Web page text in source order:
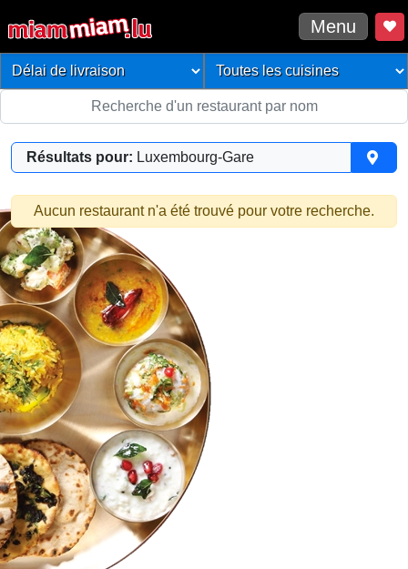
Menu
Résultats pour: Luxembourg-Gare
Aucun restaurant n'a été trouvé pour votre recherche.